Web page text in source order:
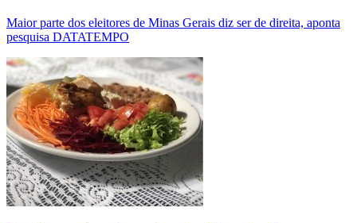
Maior parte dos eleitores de Minas Gerais diz ser de direita, aponta
pesquisa DATATEMPO